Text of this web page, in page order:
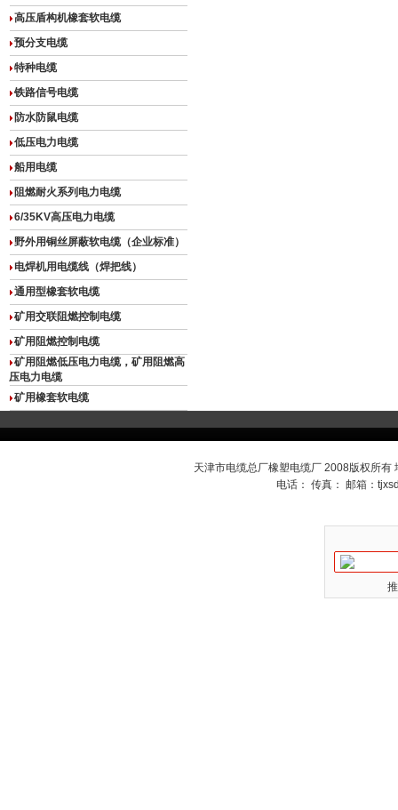
高压盾构机橡套软电缆
预分支电缆
特种电缆
铁路信号电缆
防水防鼠电缆
低压电力电缆
船用电缆
阻燃耐火系列电力电缆
6/35KV高压电力电缆
野外用铜丝屏蔽软电缆（企业标准）
电焊机用电缆线（焊把线）
通用型橡套软电缆
矿用交联阻燃控制电缆
矿用阻燃控制电缆
矿用阻燃低压电力电缆，矿用阻燃高
压电力电缆
矿用橡套软电缆
天津市电缆总厂橡塑电缆厂 2008版权所有
电话： 传真： 邮箱：